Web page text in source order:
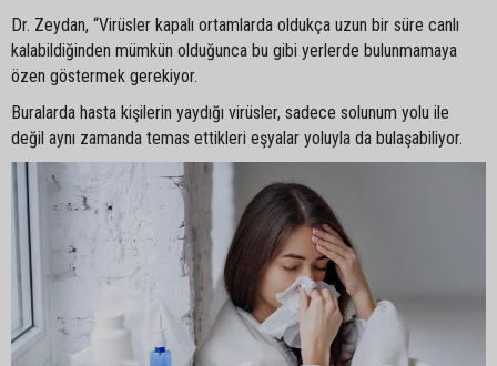
Dr. Zeydan, “Virüsler kapalı ortamlarda oldukça uzun bir süre canlı
kalabildiğinden mümkün olduğunca bu gibi yerlerde bulunmamaya
özen göstermek gerekiyor.
Buralarda hasta kişilerin yaydığı virüsler, sadece solunum yolu ile
değil aynı zamanda temas ettikleri eşyalar yoluyla da bulaşabiliyor.